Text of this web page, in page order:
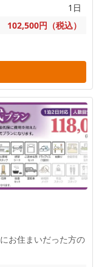
1日
102,500円（税込）
にお住まいだった方の